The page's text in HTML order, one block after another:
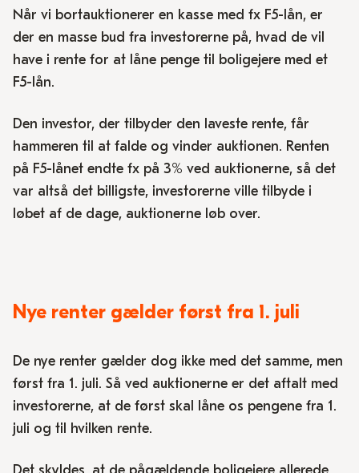
Når vi bortauktionerer en kasse med fx F5-lån, er
der en masse bud fra investorerne på, hvad de vil
have i rente for at låne penge til boligejere med et
F5-lån.
Den investor, der tilbyder den laveste rente, får
hammeren til at falde og vinder auktionen. Renten
på F5-lånet endte fx på 3% ved auktionerne, så det
var altså det billigste, investorerne ville tilbyde i
løbet af de dage, auktionerne løb over.
Nye renter gælder først fra 1. juli
De nye renter gælder dog ikke med det samme, men
først fra 1. juli. Så ved auktionerne er det aftalt med
investorerne, at de først skal låne os pengene fra 1.
juli og til hvilken rente.